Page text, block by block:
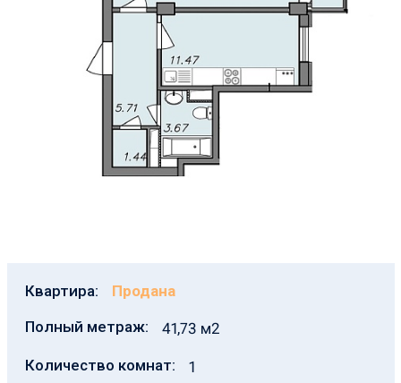
Квартира:
Продана
Полный метраж:
41,73 м2
Количество комнат: 1